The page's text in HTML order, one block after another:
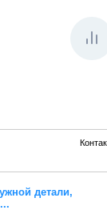
детали,
...